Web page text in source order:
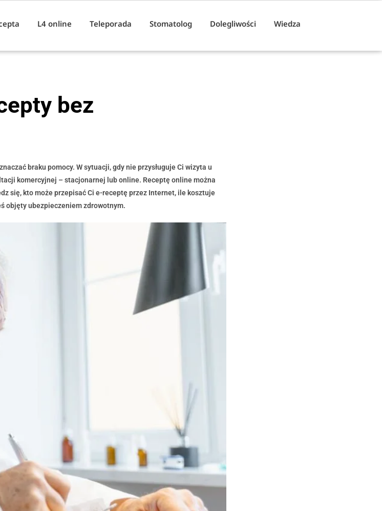
L4 online Teleporada Stomatolog Dolegliwości Wiedza
bez
braku pomocy. W sytuacji, gdy nie przysługuje Ci wizyta u
komercyjnej – stacjonarnej lub online. Receptę online można
się, kto może przepisać Ci e-receptę przez Internet, ile kosztuje
objęty ubezpieczeniem zdrowotnym.